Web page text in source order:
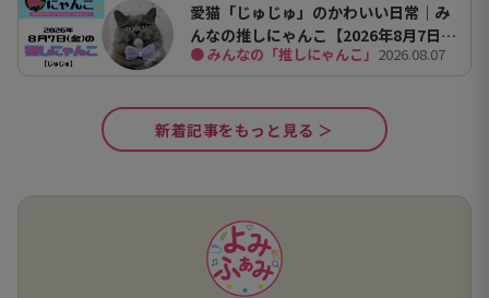
愛猫「じゅじゅ」のかわいい日常｜み
んなの推しにゃんこ【2026年8月7日
（金）】
● みんなの「推しにゃんこ」 2026.08.07
新着記事をもっと見る ＞